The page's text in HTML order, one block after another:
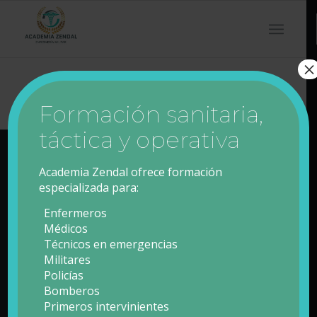
Contacto
Formulario de Contacto
Teléfono: 608 43 47 42
Formación sanitaria,
táctica y operativa
Academia Zendal ofrece formación
especializada para:
Enfermeros
Médicos
Técnicos en emergencias
Militares
Policías
Bomberos
Primeros intervinientes
×